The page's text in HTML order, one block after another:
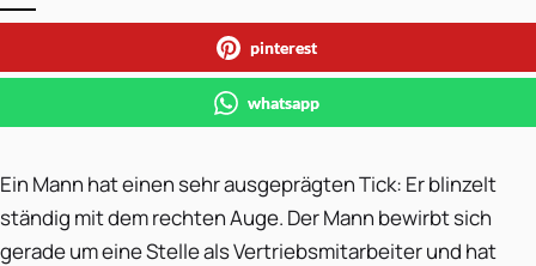
pinterest
whatsapp
Ein Mann hat einen sehr ausgeprägten Tick: Er blinzelt
ständig mit dem rechten Auge. Der Mann bewirbt sich
gerade um eine Stelle als Vertriebsmitarbeiter und hat